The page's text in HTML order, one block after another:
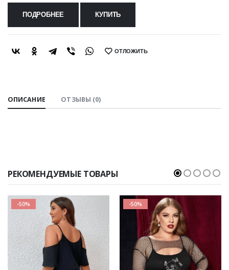
ПОДРОБНЕЕ КУПИТЬ
SHARE: ОТЛОЖИТЬ
ОПИСАНИЕ ОТЗЫВЫ (0)
РЕКОМЕНДУЕМЫЕ ТОВАРЫ
-50% -50%